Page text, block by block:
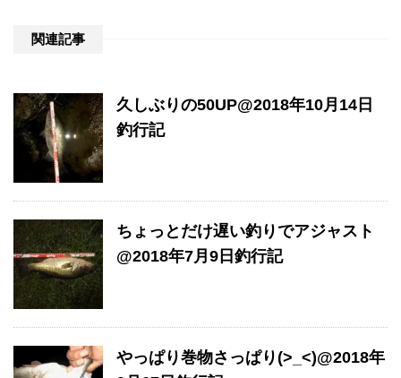
関連記事
久しぶりの50UP@2018年10月14日
釣行記
ちょっとだけ遅い釣りでアジャスト
@2018年7月9日釣行記
やっぱり巻物さっぱり(>_<)@2018年